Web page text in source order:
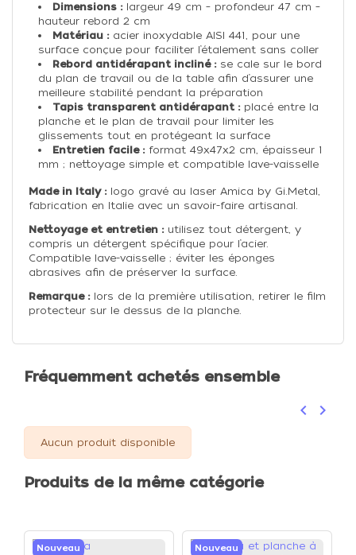
Dimensions :largeur 49 cm – profondeur 47 cm –
hauteur rebord 2 cm
Matériau :acier inoxydable AISI 441, pour une
surface conçue pour faciliter l’étalement sans coller
Rebord antidérapant incliné :se cale sur le bord
du plan de travail ou de la table afin d’assurer une
meilleure stabilité pendant la préparation
Tapis transparent antidérapant :placé entre la
planche et le plan de travail pour limiter les
glissements tout en protégeant la surface
Entretien facile :format 49x47x2 cm, épaisseur 1
mm ; nettoyage simple et compatible lave-vaisselle
Made in Italy :logo gravé au laser Amica by Gi.Metal,
fabrication en Italie avec un savoir-faire artisanal.
Nettoyage et entretien :utilisez tout détergent, y
compris un détergent spécifique pour l’acier.
Compatible lave-vaisselle ; éviter les éponges
abrasives afin de préserver la surface.
Remarque :lors de la première utilisation, retirer le film
protecteur sur le dessus de la planche.
Fréquemment achetés ensemble
Précédent
keyboard_arrow_left keyboard_arrow_right
Aucun produit disponible
Produits de la même catégorie
Nouveau Nouveau